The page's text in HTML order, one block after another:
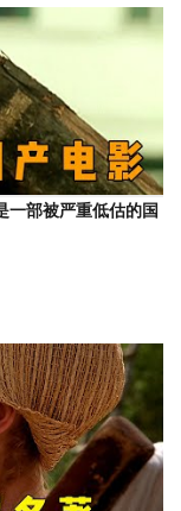
一部被严重低估的国